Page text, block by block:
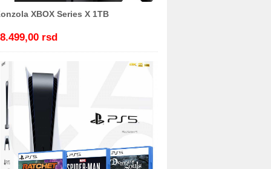
XBOX Series X 1TB
rsd